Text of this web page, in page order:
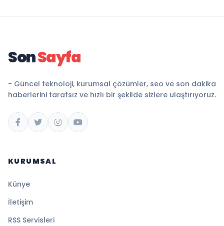
SonSayfa
- Güncel teknoloji, kurumsal çözümler, seo ve son dakika
haberlerini tarafsız ve hızlı bir şekilde sizlere ulaştırıyoruz.
KURUMSAL
Künye
İletişim
RSS Servisleri